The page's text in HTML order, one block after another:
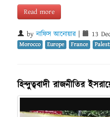
Read more
byনাফিস আনোয়ার| 13
Morocco Europe France
হিন্দুত্ববাদী রাজনীতির